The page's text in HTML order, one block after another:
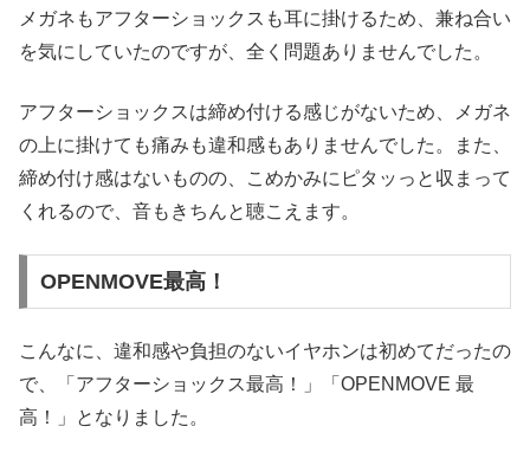
メガネもアフターショックスも耳に掛けるため、兼ね合い
を気にしていたのですが、全く問題ありませんでした。
アフターショックスは締め付ける感じがないため、メガネ
の上に掛けても痛みも違和感もありませんでした。また、
締め付け感はないものの、こめかみにピタッっと収まって
くれるので、音もきちんと聴こえます。
OPENMOVE最高！
こんなに、違和感や負担のないイヤホンは初めてだったの
で、「アフターショックス最高！」「OPENMOVE 最
高！」となりました。